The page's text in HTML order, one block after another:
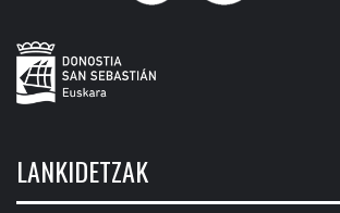
LANKIDETZAK